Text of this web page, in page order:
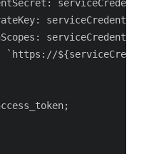
`https://